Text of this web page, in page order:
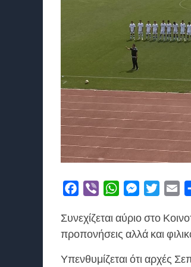
Facebook
Viber WhatsAppMessengerTwitter
Συνεχίζεται αύριο στο
προπονήσεις αλλά και
Υπενθυμίζεται ότι αρχές